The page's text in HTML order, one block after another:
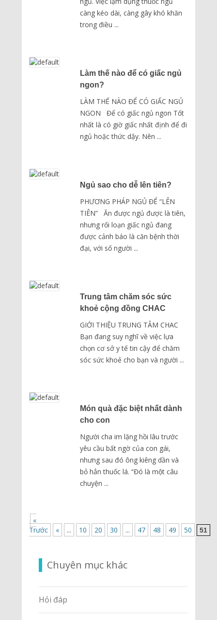
càng kéo dài, càng gây khó khăn
trong điều ...
Làm thế nào để có giấc ngủ
ngon?
LÀM THẾ NÀO ĐỂ CÓ GIẤC NGỦ
NGON Để có giấc ngủ ngon Tốt
nhất là có giờ giấc nhất định để đi
ngủ hoặc thức dậy. Nên ...
Ngủ sao cho dễ lên tiên?
PHƯƠNG PHÁP NGỦ ĐỂ “LÊN
TIÊN” Ăn được ngủ được là tiên,
nhưng rối loạn giấc ngủ đang
được cảnh báo là căn bệnh thời
đại, với số người ...
Trung tâm chăm sóc sức
khoẻ cộng đồng CHAC
GIỚI THIỆU TRUNG TÂM CHAC
Bạn đang suy nghĩ về việc lựa
chọn cơ sở y tế tin cậy để chăm
sóc sức khoẻ cho bạn và người ...
Món quà đặc biệt nhất dành
cho con
Người cha im lặng hồi lâu trước
yêu cầu bất ngờ của con gái,
nhưng sau đó ông kiêng dần và
bỏ hẳn thuốc lá. “Đó là một câu
chuyện ...
«
Trước
« ... 10 20 30 ... 47 48 49 50 51
Chuyên mục khác
Hỏi đáp